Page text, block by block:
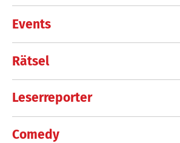
Events
Rätsel
Leserreporter
Comedy